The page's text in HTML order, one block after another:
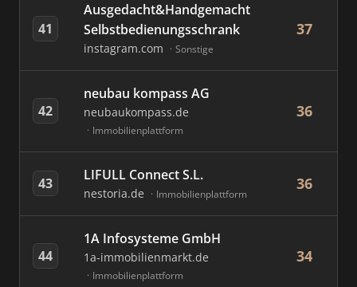
41
Ausgedacht&Handgemacht
Selbstbedienungsschrank
instagram.com Sonstige
37
42
neubau kompass AG
neubaukompass.de
Immobilienplattform
36
43 LIFULL Connect S.L.
nestoria.de Immobilienplattform
36
44
1A Infosysteme GmbH
1a-immobilienmarkt.de
Immobilienplattform
34